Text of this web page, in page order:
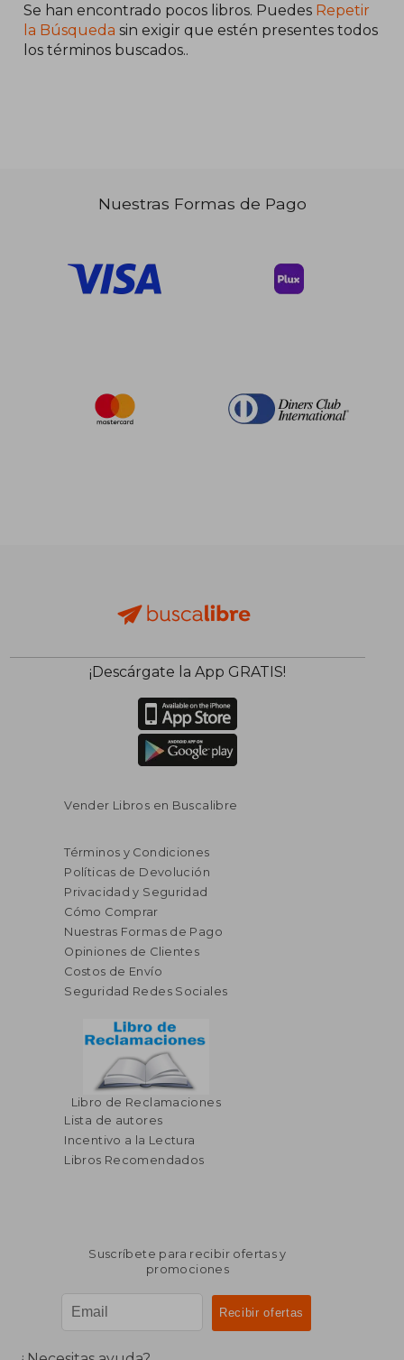
Se han encontrado pocos libros. Puedes Repetir
la Búsqueda sin exigir que estén presentes todos
los términos buscados..
Nuestras Formas de Pago
¡Descárgate la App GRATIS!
Vender Libros en Buscalibre
Términos y Condiciones
Políticas de Devolución
Privacidad y Seguridad
Cómo Comprar
Nuestras Formas de Pago
Opiniones de Clientes
Costos de Envío
Seguridad Redes Sociales
Libro de Reclamaciones
Lista de autores
Incentivo a la Lectura
Libros Recomendados
Suscríbete para recibir ofertas y
promociones